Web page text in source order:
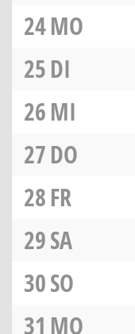
24MO
25DI
26MI
27DO
28FR
29SA
30SO
31 MO